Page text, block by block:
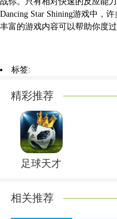
Dancing Star Shining游戏中，
丰富的游戏内容可以帮助你度过
标签:
精彩推荐
足球天才
相关推荐